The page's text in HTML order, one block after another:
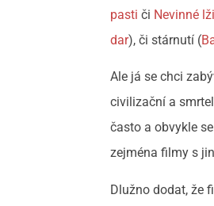
pasti či Nevinné
dar), či stárnutí (
Ale já se chci
civilizační a
často a obvykle
zejména filmy s
Dlužno dodat, že